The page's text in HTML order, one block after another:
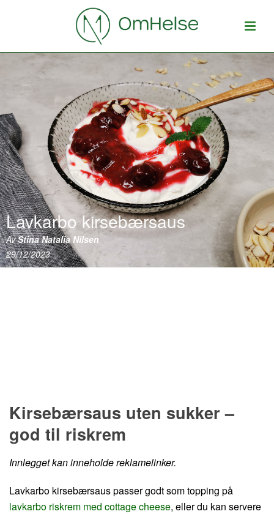
Lavkarbo kirsebærsaus
AvStina Natalia Nilsen
29/12/2023
Kirsebærsaus uten sukker –
god til riskrem
Innlegget kan inneholde reklamelinker.
Lavkarbo kirsebærsaus passer godt som topping på
lavkarbo riskrem med cottage cheese, eller du kan servere